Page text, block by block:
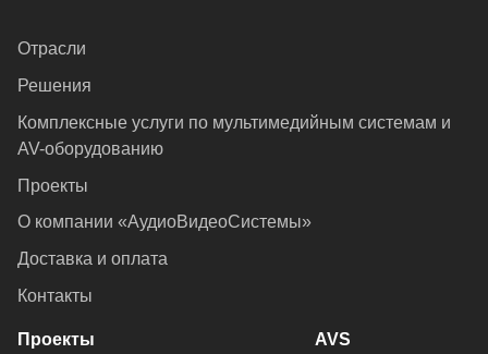
Отрасли
Решения
Комплексные услуги по мультимедийным системам и
AV-оборудованию
Проекты
О компании «АудиоВидеоСистемы»
Доставка и оплата
Контакты
Проекты AVS